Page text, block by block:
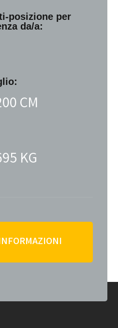
posizione per
da/a:
CM
KG